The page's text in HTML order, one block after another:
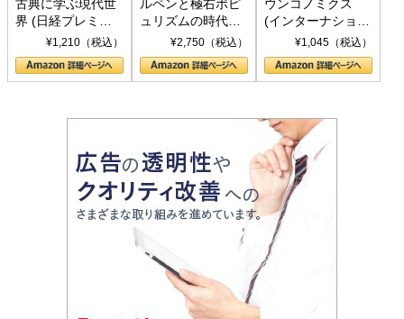
古典に学ぶ現代世
界 (日経プレミア
シリーズ)¥1,210（税込）
ルペンと極右ポピ
ュリズムの時代：
〈ヤヌス〉の二つ
の顔
¥2,750（税込）
ウンコノミクス
(インターナショナ
ル新書)¥1,045（税込）